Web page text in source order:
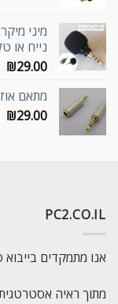
מיני
נייח או
₪29.00
מתאם אוזניות
₪29.00
PC2.CO.IL
אנו מתמקדים
מתוך ראיה